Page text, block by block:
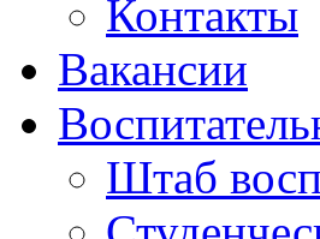
Контакты
Вакансии
Штаб